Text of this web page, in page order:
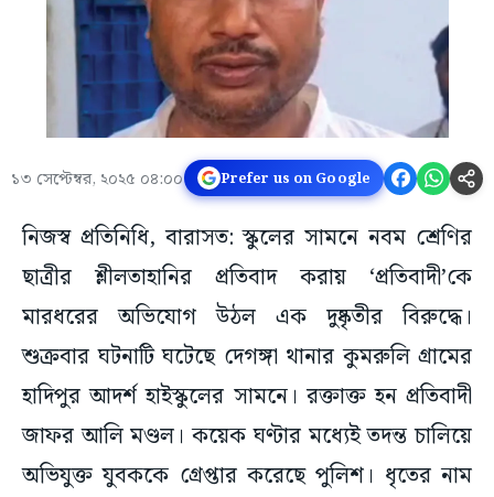
১৩ সেপ্টেম্বর, ২০২৫ ০৪:০০ Prefer us on Google
নিজস্ব প্রতিনিধি, বারাসত: স্কুলের সামনে নবম শ্রেণির
ছাত্রীর শ্লীলতাহানির প্রতিবাদ করায় ‘প্রতিবাদী’কে
মারধরের অভিযোগ উঠল এক দুষ্কৃতীর বিরুদ্ধে।
শুক্রবার ঘটনাটি ঘটেছে দেগঙ্গা থানার কুমরুলি গ্রামের
হাদিপুর আদর্শ হাইস্কুলের সামনে। রক্তাক্ত হন প্রতিবাদী
জাফর আলি মণ্ডল। কয়েক ঘণ্টার মধ্যেই তদন্ত চালিয়ে
অভিযুক্ত যুবককে গ্রেপ্তার করেছে পুলিশ। ধৃতের নাম